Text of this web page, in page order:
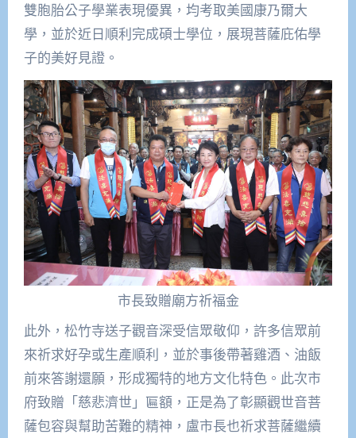
雙胞胎公子學業表現優異，均考取美國康乃爾大
學，並於近日順利完成碩士學位，展現菩薩庇佑學
子的美好見證。
市長致贈廟方祈福金
此外，松竹寺送子觀音深受信眾敬仰，許多信眾前
來祈求好孕或生產順利，並於事後帶著雞酒、油飯
前來答謝還願，形成獨特的地方文化特色。此次市
府致贈「慈悲濟世」匾額，正是為了彰顯觀世音菩
薩包容與幫助苦難的精神，盧市長也祈求菩薩繼續